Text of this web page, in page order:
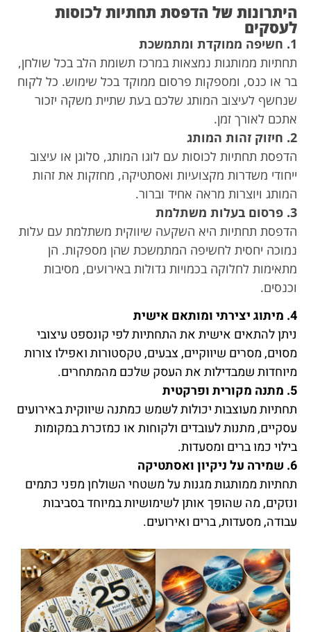
היתרונות של הדפסת תחתיות לכוסות
לעסקים
1. חשיפה ממוקדת ומתמשכת
תחתיות ממותגות נמצאות במרכז תשומת הלב בכל שולחן,
בר או כנס, ומספקות פרסום ממוקד בכל שימוש. כל לקוח
שנחשף לעיצוב המותג שלכם בעת שתיית משקה יזכור
אתכם לאורך זמן.
2. חיזוק זהות המותג
הדפסת תחתיות לכוסות עם לוגו המותג, סלוגן או עיצוב
ייחודי משדרות מקצועיות ואסתטיקה, מחזקות את זהות
המותג ויוצרות מראה אחיד וברור.
3. פרסום בעלות משתלמת
הדפסת תחתיות היא השקעה שיווקית משתלמת עם עלות
נמוכה יחסית לחשיפה המתמשכת שהן מספקות. הן
מתאימות לחלוקה בכמויות גדולות באירועים, מסיבות
וכנסים.
4. מיתוג יצירתי ומותאם אישית
ניתן להתאים אישית את התחתיות לפי קונספט עיצובי
מסוים, מסרים שיווקיים, צבעים, טקסטורות ואפילו צורות
מיוחדות שמבדילות את העסק שלכם מהמתחרים.
5. מתנה מקורית ופרקטית
תחתיות מעוצבות יכולות לשמש כמתנה שיווקית באירועים
עסקיים, מתנות לעובדים ולקוחות או כמזכרת במקומות
בילוי כמו ברים ומסעדות.
6. שמירה על ניקיון ואסתטיקה
תחתיות ממותגות מגנות על משטחי השולחן מפני כתמים
ונזקים, מה שהופך אותן לשימושיות במיוחד בסביבות
עבודה, מסעדות, ברים ואירועים.